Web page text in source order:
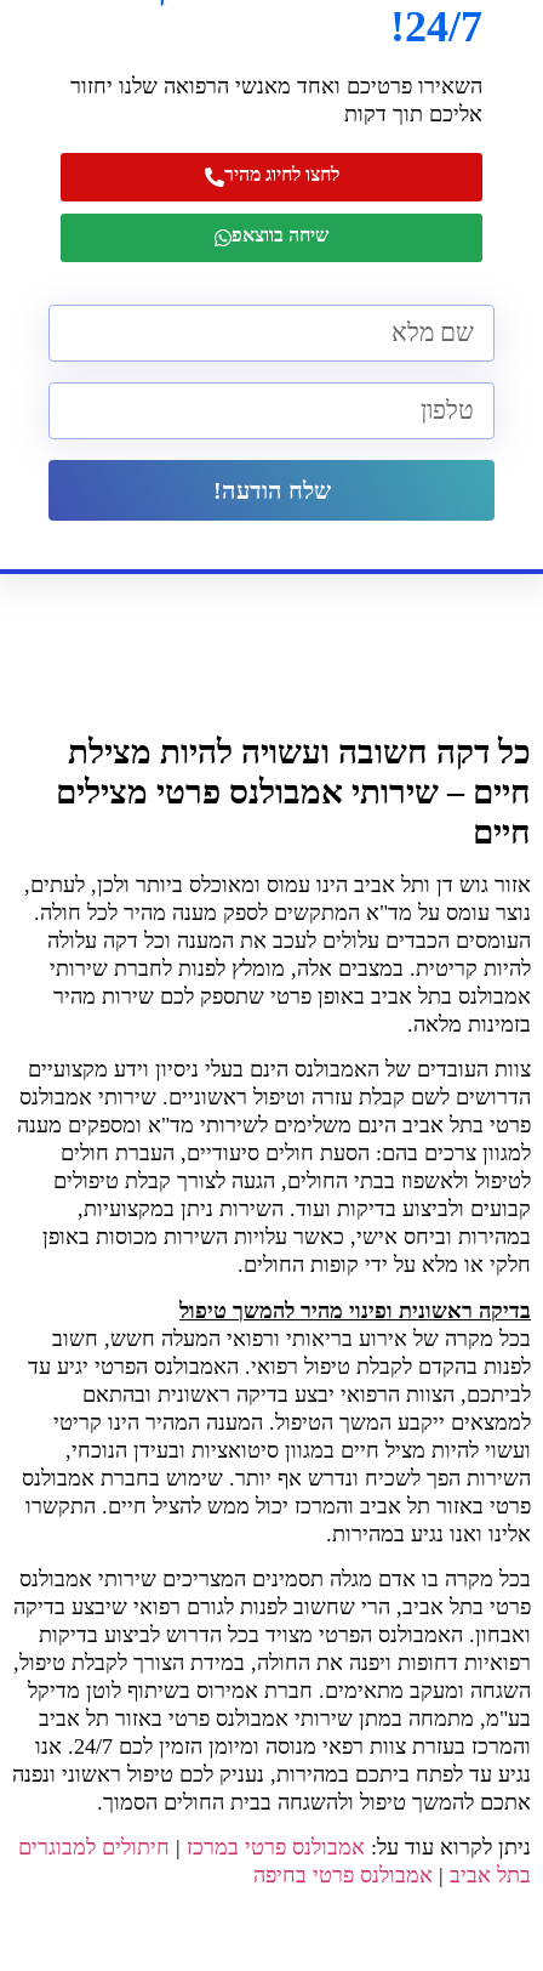
24/7!
השאירו פרטיכם ואחד מאנשי הרפואה שלנו יחזור
אליכם תוך דקות
לחצו לחיוג מהיר
שיחה בווצאפ
שלח הודעה!
כל דקה חשובה ועשויה להיות מצילת
חיים – שירותי אמבולנס פרטי מצילים
חיים
אזור גוש דן ותל אביב הינו עמוס ומאוכלס ביותר ולכן, לעתים,
נוצר עומס על מד"א המתקשים לספק מענה מהיר לכל חולה.
העומסים הכבדים עלולים לעכב את המענה וכל דקה עלולה
להיות קריטית. במצבים אלה, מומלץ לפנות לחברת שירותי
אמבולנס בתל אביב באופן פרטי שתספק לכם שירות מהיר
בזמינות מלאה.
צוות העובדים של האמבולנס הינם בעלי ניסיון וידע מקצועיים
הדרושים לשם קבלת עזרה וטיפול ראשוניים. שירותי אמבולנס
פרטי בתל אביב הינם משלימים לשירותי מד"א ומספקים מענה
למגוון צרכים בהם: הסעת חולים סיעודיים, העברת חולים
לטיפול ולאשפוז בבתי החולים, הגעה לצורך קבלת טיפולים
קבועים ולביצוע בדיקות ועוד. השירות ניתן במקצועיות,
במהירות וביחס אישי, כאשר עלויות השירות מכוסות באופן
חלקי או מלא על ידי קופות החולים.
בדיקה ראשונית ופינוי מהיר להמשך טיפול
בכל מקרה של אירוע בריאותי ורפואי המעלה חשש, חשוב
לפנות בהקדם לקבלת טיפול רפואי. האמבולנס הפרטי יגיע עד
לביתכם, הצוות הרפואי יבצע בדיקה ראשונית ובהתאם
לממצאים ייקבע המשך הטיפול. המענה המהיר הינו קריטי
ועשוי להיות מציל חיים במגוון סיטואציות ובעידן הנוכחי,
השירות הפך לשכיח ונדרש אף יותר. שימוש בחברת אמבולנס
פרטי באזור תל אביב והמרכז יכול ממש להציל חיים. התקשרו
אלינו ואנו נגיע במהירות.
בכל מקרה בו אדם מגלה תסמינים המצריכים שירותי אמבולנס
פרטי בתל אביב, הרי שחשוב לפנות לגורם רפואי שיבצע בדיקה
ואבחון. האמבולנס הפרטי מצויד בכל הדרוש לביצוע בדיקות
רפואיות דחופות ויפנה את החולה, במידת הצורך לקבלת טיפול,
השגחה ומעקב מתאימים. חברת אמירוס בשיתוף לוטן מדיקל
בע"מ, מתמחה במתן שירותי אמבולנס פרטי באזור תל אביב
והמרכז בעזרת צוות רפאי מנוסה ומיומן הזמין לכם 24/7. אנו
נגיע עד לפתח ביתכם במהירות, נעניק לכם טיפול ראשוני ונפנה
אתכם להמשך טיפול ולהשגחה בבית החולים הסמוך.
ניתן לקרוא עוד על: אמבולנס פרטי במרכז | חיתולים למבוגרים
בתל אביב | אמבולנס פרטי בחיפה